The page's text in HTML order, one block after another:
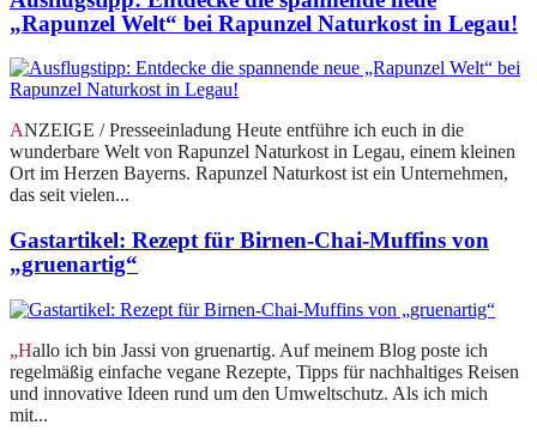
„Rapunzel Welt“ bei Rapunzel Naturkost in Legau!
ANZEIGE / Presseeinladung Heute entführe ich euch in die
wunderbare Welt von Rapunzel Naturkost in Legau, einem kleinen
Ort im Herzen Bayerns. Rapunzel Naturkost ist ein Unternehmen,
das seit vielen...
Gastartikel: Rezept für Birnen-Chai-Muffins von
„gruenartig“
„Hallo ich bin Jassi von gruenartig. Auf meinem Blog poste ich
regelmäßig einfache vegane Rezepte, Tipps für nachhaltiges Reisen
und innovative Ideen rund um den Umweltschutz. Als ich mich
mit...